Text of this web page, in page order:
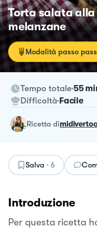
Torta salata
melanzane
Modalità passo
Tempo totale 55
Difficoltà Facile
ricetta di
Salva · 6
Introduzione
Per questa ricetta